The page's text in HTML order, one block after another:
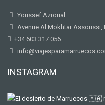
Youssef Azroual
Avenue Al Mokhtar Assoussi,
+34 603 317 056
INSTAGRAM